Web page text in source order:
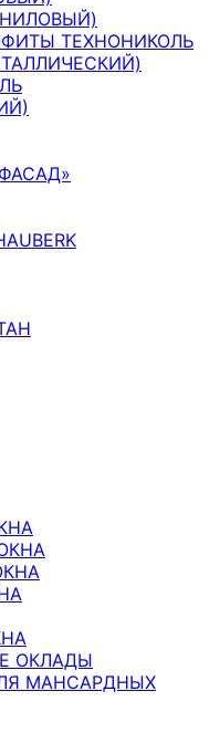
ТЕХНОНИКОЛЬ
ФАСАД»
ОКЛАДЫ
МАНСАРДНЫХ